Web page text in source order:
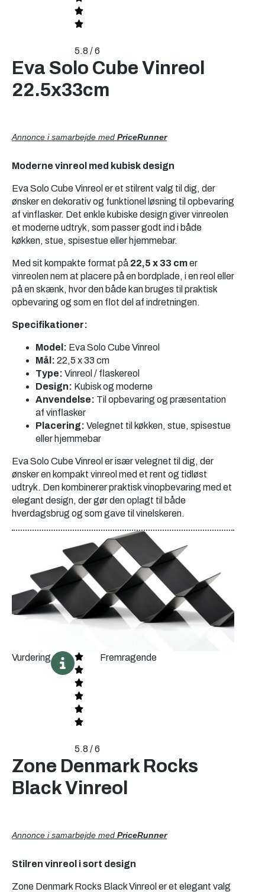
5.8 / 6
Eva Solo Cube Vinreol
22.5x33cm
Annonce i samarbejde med PriceRunner
Moderne vinreol med kubisk design
Eva Solo Cube Vinreol er et stilrent valg til dig, der
ønsker en dekorativ og funktionel løsning til opbevaring
af vinflasker. Det enkle kubiske design giver vinreolen
et moderne udtryk, som passer godt ind i både
køkken, stue, spisestue eller hjemmebar.
Med sit kompakte format på 22,5 x 33 cmer
vinreolen nem at placere på en bordplade, i en reol eller
på en skænk, hvor den både kan bruges til praktisk
opbevaring og som en flot del af indretningen.
Specifikationer:
Model: Eva Solo Cube Vinreol
Mål: 22,5 x 33 cm
Type: Vinreol / flaskereol
Design: Kubisk og moderne
Anvendelse: Til opbevaring og præsentation
af vinflasker
Placering: Velegnet til køkken, stue, spisestue
eller hjemmebar
Eva Solo Cube Vinreol er især velegnet til dig, der
ønsker en kompakt vinreol med et rent og tidløst
udtryk. Den kombinerer praktisk vinopbevaring med et
elegant design, der gør den oplagt til både
hverdagsbrug og som gave til vinelskeren.
Vurdering
5.8 / 6
Fremragende
Zone Denmark Rocks
Black Vinreol
Annonce i samarbejde med PriceRunner
Stilren vinreol i sort design
Zone Denmark Rocks Black Vinreol er et elegant valg